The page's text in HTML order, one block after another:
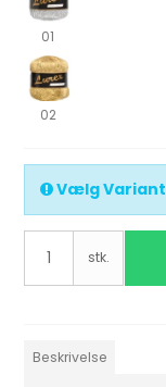
01
02
Vælg Variant
stk.
Beskrivelse